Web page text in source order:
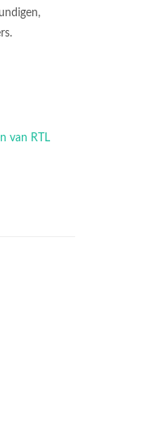
van RTL